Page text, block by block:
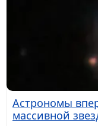
Астрономы
массивной